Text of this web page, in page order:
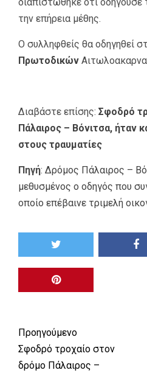
την επήρεια μέθης.
Ο συλληφθείς θα οδηγηθεί
Πρωτοδικών
Διαβάστε επίσης: Σφοδρό
Πάλαιρος – Βόνιτσα, ήταν
στους τραυματίες
Πηγή: Δρόμος Πάλαιρος –
μεθυσμένος ο οδηγός που
οποίο επέβαινε τριμελή
Προηγούμενο
Σφοδρό τροχαίο στον
δρόμο Πάλαιρος –